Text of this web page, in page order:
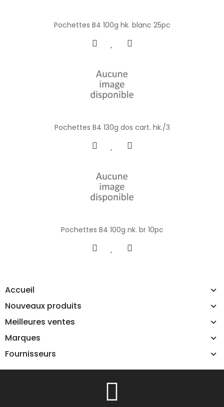
Accueil
Nouveaux produits
Meilleures ventes
Marques
Fournisseurs
Pochettes B4 100g hk. blanc 25pc
Pochettes B4 130g dos cart. hk./3
Pochettes B4 100g nk. br 10pc